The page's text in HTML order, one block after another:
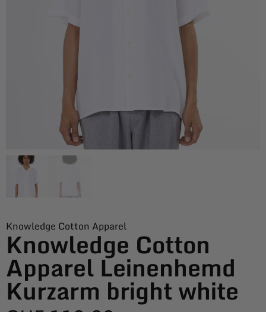
Knowledge Cotton Apparel
Knowledge Cotton
Apparel Leinenhemd
Kurzarm bright white